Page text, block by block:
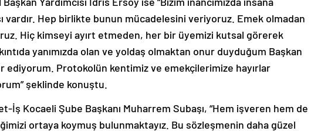
vardır. Hep birlikte bunun mücadelesini veriyoruz. Emek olmadan
Hiç kimseyi ayırt etmeden, her bir üyemizi kutsal görerek
yanımızda olan ve yoldaş olmaktan onur duyduğum Başkan
ediyorum. Protokolün kentimiz ve emekçilerimize hayırlar
şeklinde konuştu.
İş Kocaeli Şube Başkanı Muharrem Subaşı, “Hem işveren hem de
ortaya koymuş bulunmaktayız. Bu sözleşmenin daha güzel